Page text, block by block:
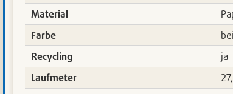
Material
Farbe
Recycling
ja
Laufmeter